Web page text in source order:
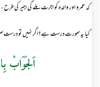
کہ عمرو اور والدہ کو اجرت ملے گی اجیر کی طرح
کیا یہ صورت درست ہے؟اگر نہیں تو درست
اَلجَوَابْ